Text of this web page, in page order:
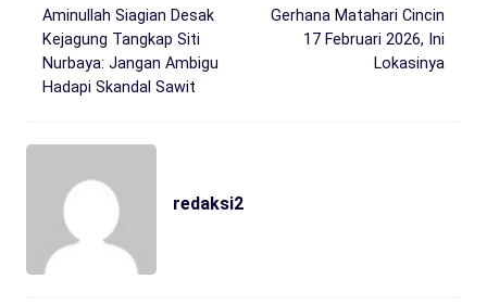
Aminullah Siagian Desak
Kejagung Tangkap Siti
Nurbaya: Jangan Ambigu
Hadapi Skandal Sawit
Gerhana Matahari Cincin
17 Februari 2026, Ini
Lokasinya
redaksi2